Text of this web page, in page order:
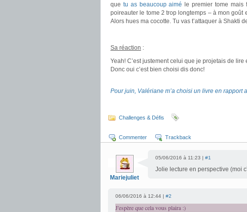
que tu as beaucoup aimé
le premier tome
poireauter le tome 2 trop longtemps – à mon goût
Alors hues ma cocotte. Tu vas t’attaquer à Shakti
Sa réaction :
Yeah! C’est justement celui que je projetais de lire
Donc oui c’est bien choisi dis donc!
Pour juin, Valériane m’a choisi un livre en rapport
Challenges & Défis
Commenter Trackback
Mariejuliet
05/06/2016 à 11:23 | #1
Jolie lecture en perspective (moi
06/06/2016 à 12:44 | #2
J'espère que cela vous plaira :)